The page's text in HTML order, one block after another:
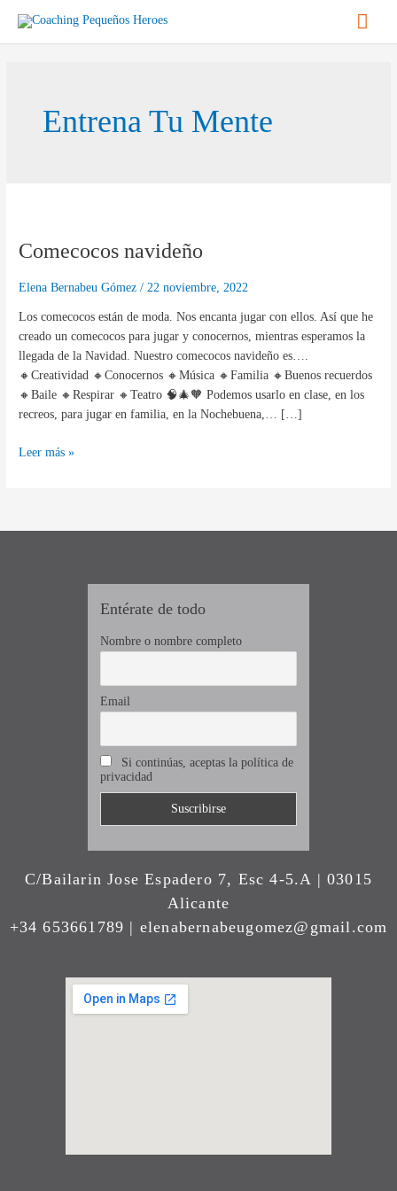
contenido
Entrena Tu Mente
Comecocos navideño
Elena Bernabeu Gómez/ 22 noviembre, 2022
Los comecocos están de moda. Nos encanta jugar con ellos. Así que he
creado un comecocos para jugar y conocernos, mientras esperamos la
llegada de la Navidad. Nuestro comecocos navideño es….
🔸Creatividad 🔸Conocernos 🔸Música 🔸Familia 🔸Buenos recuerdos
🔸Baile 🔸Respirar 🔸Teatro 🧠🎄🧡 Podemos usarlo en clase, en los
recreos, para jugar en familia, en la Nochebuena,… […]
Leer más »
Entérate de todo
Nombre o nombre completo
Email
Si continúas, aceptas la política de
privacidad
C/Bailarin Jose Espadero 7, Esc 4-5.A | 03015
Alicante
+34 653661789 | elenabernabeugomez@gmail.com